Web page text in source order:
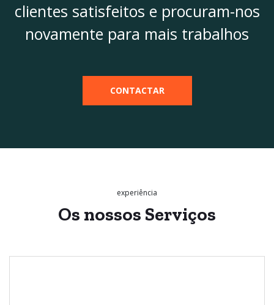
clientes satisfeitos e procuram-nos
novamente para mais trabalhos
CONTACTAR
experiência
Os nossosServiços